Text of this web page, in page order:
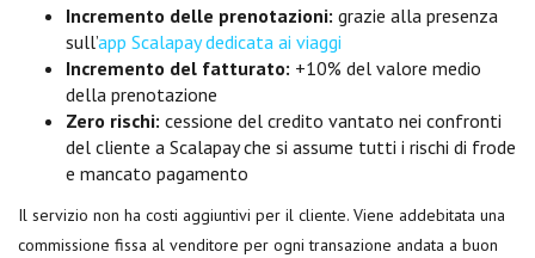
Incremento delle prenotazioni: grazie alla presenza
sull’app Scalapay dedicata ai viaggi
Incremento del fatturato: +10% del valore medio
della prenotazione
Zero rischi: cessione del credito vantato nei confronti
del cliente a Scalapay che si assume tutti i rischi di frode
e mancato pagamento
Il servizio non ha costi aggiuntivi per il cliente. Viene addebitata una
commissione fissa al venditore per ogni transazione andata a buon